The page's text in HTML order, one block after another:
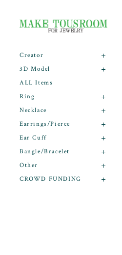
Creator
3D Model
ALL Items
Ring
Necklace
Earrings/Pierce
Ear Cuff
Bangle/Bracelet
Other
CROWD FUNDING